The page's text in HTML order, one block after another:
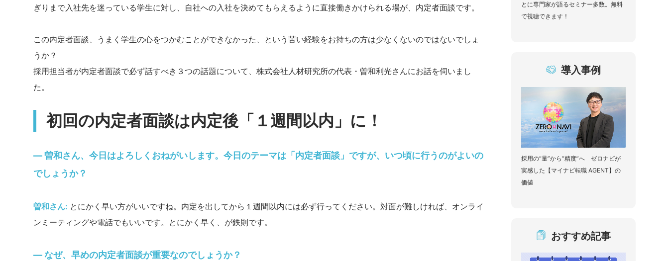
ぎりまで入社先を迷っている学生に対し、自社への入社を決めてもらえるように直接働きかけられる場が、内定者面談です。
この内定者面談、うまく学生の心をつかむことができなかった、という苦い経験をお持ちの方は少なくないのではないでしょ
うか？
採用担当者が内定者面談で必ず話すべき３つの話題について、株式会社人材研究所の代表・曽和利光さんにお話を伺いまし
た。
初回の内定者面談は内定後「１週間以内」に！
― 曽和さん、今日はよろしくおねがいします。今日のテーマは「内定者面談」ですが、いつ頃に行うのがよいの
でしょうか？
曽和さん: とにかく早い方がいいですね。内定を出してから１週間以内には必ず行ってください。対面が難しければ、オンライ
ンミーティングや電話でもいいです。とにかく早く、が鉄則です。
― なぜ、早めの内定者面談が重要なのでしょうか？
とに専門家が語るセミナー多数。無料
で視聴できます！
導入事例
採用の“量”から“精度”へ ゼロナビが
実感した【マイナビ転職 AGENT】の
価値
おすすめ記事